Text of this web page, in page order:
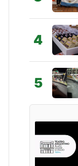
4
5